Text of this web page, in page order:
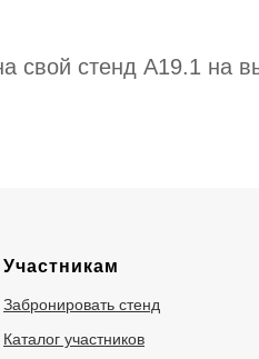
свой стенд А19.1 на
Участникам
Забронировать стенд
Каталог участников